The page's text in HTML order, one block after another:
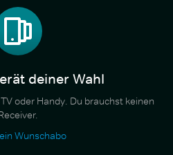
deiner Wahl
oder Handy. Du brauchst keinen
Wunschabo